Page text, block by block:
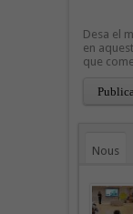
Desa el
en
que
Nous